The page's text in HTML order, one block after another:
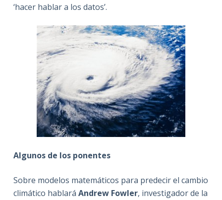
‘hacer hablar a los datos’.
Algunos de los ponentes
Sobre modelos matemáticos para predecir el cambio
climático hablará Andrew Fowler, investigador de la